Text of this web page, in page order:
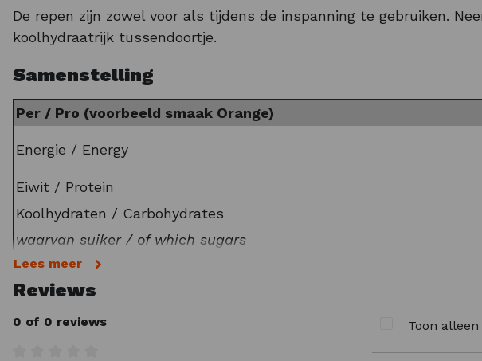
Magnesium draagt bij tot een normale werking van de spieren en
kunstmatige kleurstoffen en conserveringsmiddelen toegevoegd.
Tip:
Maximaal comfort tijdens het sporten? Overweeg dan eens onze
De repen zijn zowel voor als tijdens de inspanning te gebruiken.
koolhydraatrijk tussendoortje.
Samenstelling
Per / Pro (voorbeeld smaak Orange)
Energie / Energy
Eiwit / Protein
Koolhydraten / Carbohydrates
waarvan suiker / of which sugars
Vet / Fat
waarvan verzadigd / of which saturated
Vezels / Fibre
Lees meer
Reviews
0 of 0 reviews Toon